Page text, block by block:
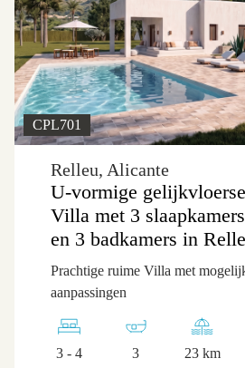
CPL701
Relleu, Alicante
U-vormige
Villa met 3
en 3 badkamers in
Prachtige ruime Villa met
aanpassingen
3 - 4 3 23 km